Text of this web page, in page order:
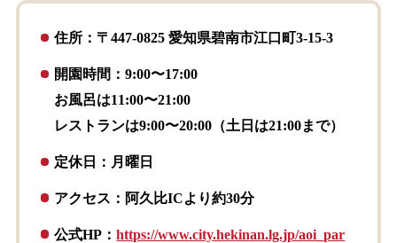
住所：〒447-0825 愛知県碧南市江口町3-15-3
開園時間：9:00〜17:00
お風呂は11:00〜21:00
レストランは9:00〜20:00（土日は21:00まで）
定休日：月曜日
アクセス：阿久比ICより約30分
公式HP：https://www.city.hekinan.lg.jp/aoi_par